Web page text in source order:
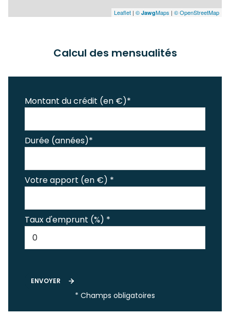
Leaflet | © JawgMaps | © OpenStreetMap
Calcul des mensualités
Montant du crédit (en €)*
Durée (années)*
Votre apport (en €) *
Taux d'emprunt (%) *
ENVOYER
* Champs obligatoires